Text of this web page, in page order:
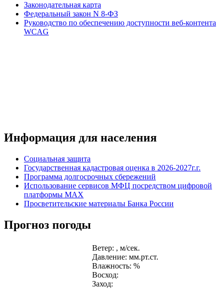
Законодательная карта
Федеральный закон N 8-ФЗ
Руководство по обеспечению доступности веб-контента
WCAG
Информация для населения
Социальная защита
Государственная кадастровая оценка в 2026-2027г.г.
Программа долгосрочных сбережений
Использование сервисов МФЦ посредством цифровой
платформы MAX
Просветительские материалы Банка России
Прогноз погоды
Ветер: , м/сек.
Давление: мм.рт.ст.
Влажность: %
Восход:
Заход: